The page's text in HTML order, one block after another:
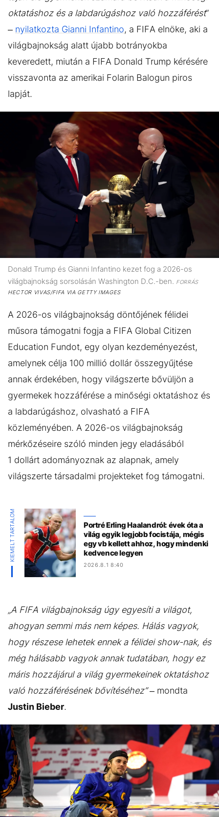
oktatáshoz és a labdarúgáshoz való hozzáférést”
– nyilatkozta Gianni Infantino, a FIFA elnöke, aki a
világbajnokság alatt újabb botrányokba
keveredett, miután a FIFA Donald Trump kérésére
visszavonta az amerikai Folarin Balogun piros
lapját.
Donald Trump és Gianni Infantino kezet fog a 2026-os
világbajnokság sorsolásán Washington D.C.-ben. FORRÁS
HECTOR VIVAS/FIFA VIA GETTY IMAGES
A 2026-os világbajnokság döntőjének félidei
műsora támogatni fogja a FIFA Global Citizen
Education Fundot, egy olyan kezdeményezést,
amelynek célja 100 millió dollár összegyűjtése
annak érdekében, hogy világszerte bővüljön a
gyermekek hozzáférése a minőségi oktatáshoz és
a labdarúgáshoz, olvasható a FIFA
közleményében. A 2026-os világbajnokság
mérkőzéseire szóló minden jegy eladásából
1 dollárt adományoznak az alapnak, amely
világszerte társadalmi projekteket fog támogatni.
KIEMELT TARTALOM
Portré Erling Haalandról: évek óta a
világ egyik legjobb focistája, mégis
egy vb kellett ahhoz, hogy mindenki
kedvence legyen
2026.8.1 8:40
„A FIFA világbajnokság úgy egyesíti a világot,
ahogyan semmi más nem képes. Hálás vagyok,
hogy részese lehetek ennek a félidei show-nak, és
még hálásabb vagyok annak tudatában, hogy ez
máris hozzájárul a világ gyermekeinek oktatáshoz
való hozzáférésének bővítéséhez”– mondta
Justin Bieber.